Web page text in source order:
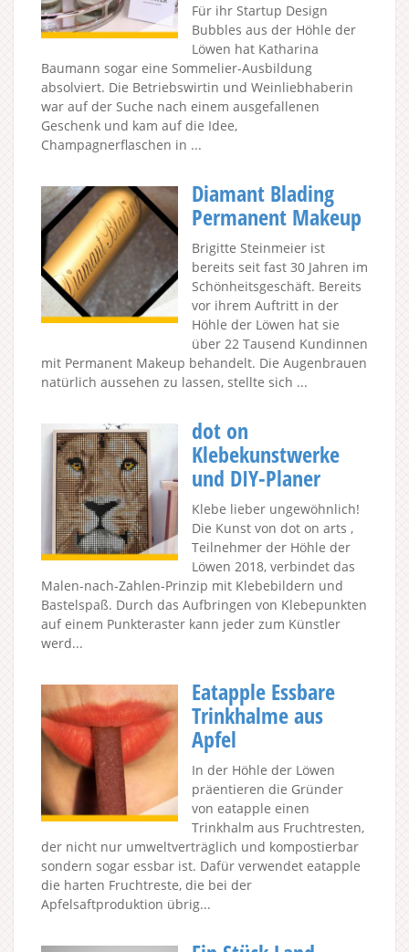
Für ihr Startup Design
Bubbles aus der Höhle der
Löwen hat Katharina
Baumann sogar eine Sommelier-Ausbildung
absolviert. Die Betriebswirtin und Weinliebhaberin
war auf der Suche nach einem ausgefallenen
Geschenk und kam auf die Idee,
Champagnerflaschen in ...
Diamant Blading
Permanent Makeup
Brigitte Steinmeier ist
bereits seit fast 30 Jahren im
Schönheitsgeschäft. Bereits
vor ihrem Auftritt in der
Höhle der Löwen hat sie
über 22 Tausend Kundinnen
mit Permanent Makeup behandelt. Die Augenbrauen
natürlich aussehen zu lassen, stellte sich ...
dot on
Klebekunstwerke
und DIY-Planer
Klebe lieber ungewöhnlich!
Die Kunst von dot on arts ,
Teilnehmer der Höhle der
Löwen 2018, verbindet das
Malen-nach-Zahlen-Prinzip mit Klebebildern und
Bastelspaß. Durch das Aufbringen von Klebepunkten
auf einem Punkteraster kann jeder zum Künstler
werd...
Eatapple Essbare
Trinkhalme aus
Apfel
In der Höhle der Löwen
präentieren die Gründer
von eatapple einen
Trinkhalm aus Fruchtresten,
der nicht nur umweltverträglich und kompostierbar
sondern sogar essbar ist. Dafür verwendet eatapple
die harten Fruchtreste, die bei der
Apfelsaftproduktion übrig...